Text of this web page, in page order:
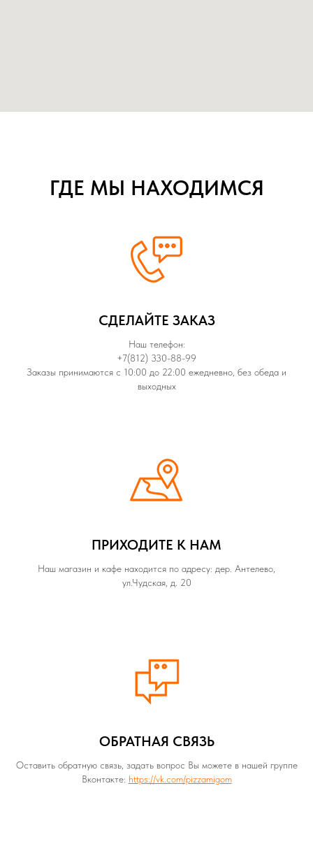
ГДЕ МЫ НАХОДИМСЯ
СДЕЛАЙТЕ ЗАКАЗ
Наш телефон:
+7(812) 330-88-99
Заказы принимаются с 10:00 до 22:00 ежедневно, без обеда и
выходных
ПРИХОДИТЕ К НАМ
Наш магазин и кафе находится по адресу: дер. Антелево,
ул.Чудская, д. 20
ОБРАТНАЯ СВЯЗЬ
Оставить обратную связь, задать вопрос Вы можете в нашей группе
Вконтакте: https://vk.com/pizzamigom